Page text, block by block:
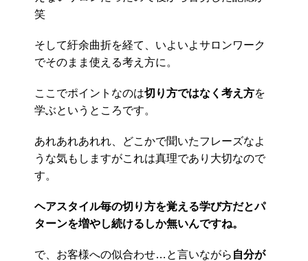
笑
そして紆余曲折を経て、いよいよサロンワーク
でそのまま使える考え方に。
ここでポイントなのは切り方ではなく考え方を
学ぶというところです。
あれあれあれれ、どこかで聞いたフレーズなよ
うな気もしますがこれは真理であり大切なので
す。
ヘアスタイル毎の切り方を覚える学び方だとパ
ターンを増やし続けるしか無いんですね。
で、お客様への似合わせ…と言いながら 自分が